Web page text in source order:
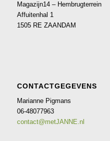
Magazijn14 – Hembrugterrein
Affuitenhal 1
1505 RE ZAANDAM
CONTACTGEGEVENS
Marianne Pigmans
06-48077963
contact@metJANNE.nl